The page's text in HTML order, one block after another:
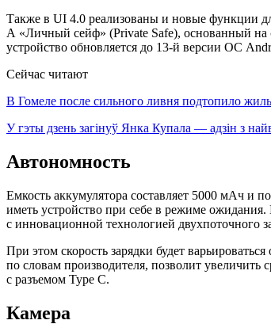
Также в UI 4.0 реализованы и новые функции
А «Личный сейф» (Private Safe), основанный на
устройство обновляется до 13-й версии ОС
Сейчас читают
В Гомеле после сильного ливня подтопило
У гэты дзень загінуў Янка Купала — адзін з
Автономность
Емкость аккумулятора составляет 5000 мАч и
иметь устройство при себе в режиме
с инновационной технологией двухпоточного
При этом скорость зарядки будет
по словам производителя, позволит увеличить
с разъемом Type C.
Камера